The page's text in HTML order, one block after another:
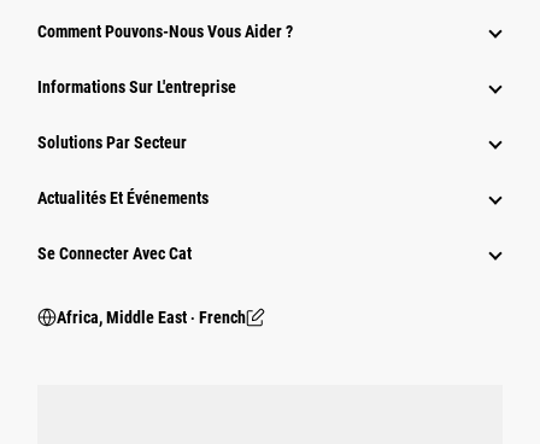
Comment Pouvons-Nous Vous Aider ?
Informations Sur L'entreprise
Solutions Par Secteur
Actualités Et Événements
Se Connecter Avec Cat
Africa, Middle East ‧ French